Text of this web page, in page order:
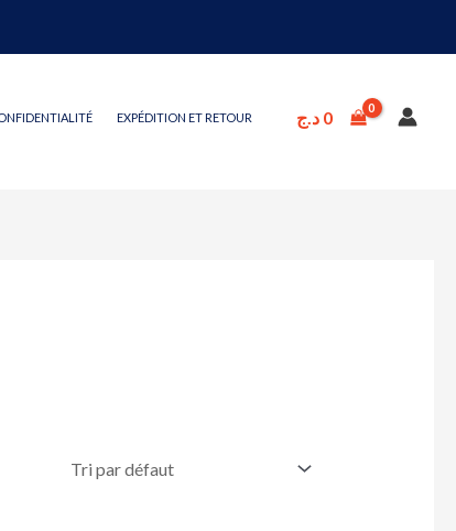
EXPÉDITION ET RETOUR 0 د.ج